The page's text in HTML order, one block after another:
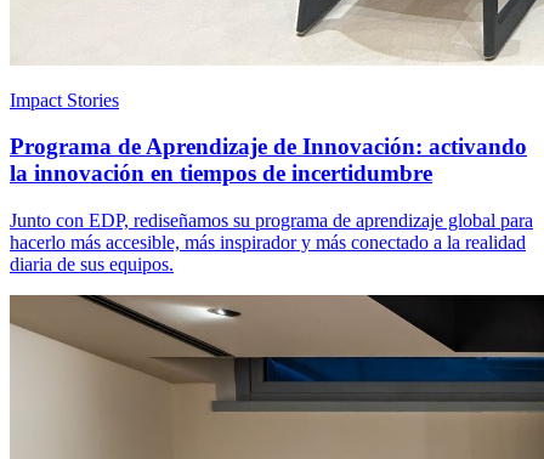
Impact Stories
Programa de Aprendizaje de Innovación: activando
la innovación en tiempos de incertidumbre
Junto con EDP, rediseñamos su programa de aprendizaje global para
hacerlo más accesible, más inspirador y más conectado a la realidad
diaria de sus equipos.